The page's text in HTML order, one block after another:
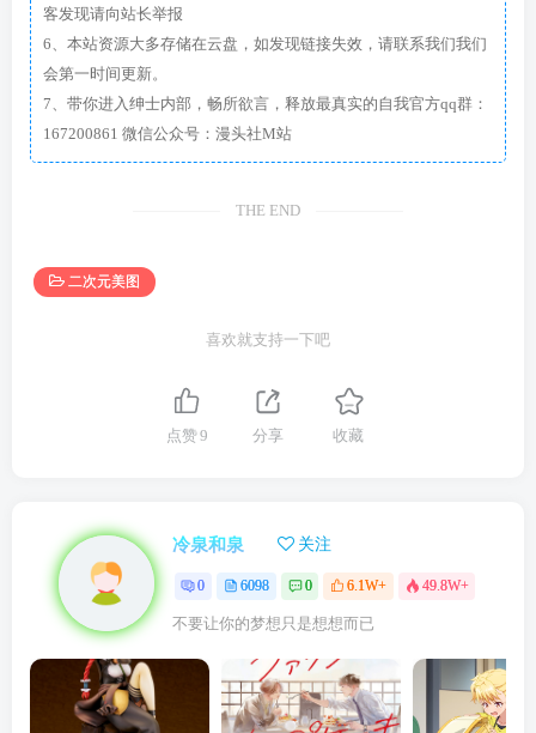
客发现请向站长举报
6、本站资源大多存储在云盘，如发现链接失效，请联系我们我们
会第一时间更新。
7、带你进入绅士内部，畅所欲言，释放最真实的自我官方qq群：
167200861 微信公众号：漫头社M站
THE END
二次元美图
喜欢就支持一下吧
点赞9 分享 收藏
冷泉和泉 关注
0 6098 0 6.1W+ 49.8W+
不要让你的梦想只是想想而已